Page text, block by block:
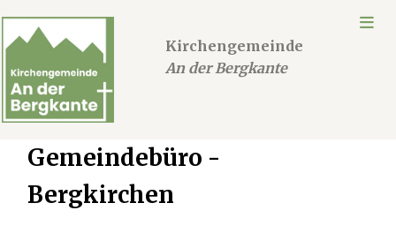
Kirchengemeinde
An der Bergkante
Gemeindebüro -
Bergkirchen